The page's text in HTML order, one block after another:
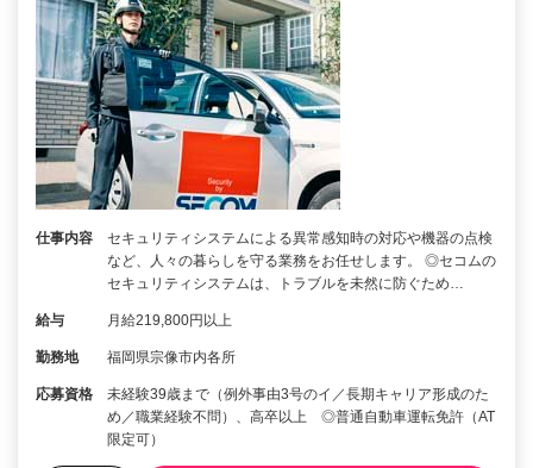
仕事内容
セキュリティシステムによる異常感知時の対応や機器の点検
など、人々の暮らしを守る業務をお任せします。 ◎セコムの
セキュリティシステムは、トラブルを未然に防ぐため…
給与 月給219,800円以上
勤務地 福岡県宗像市内各所
応募資格
未経験39歳まで（例外事由3号のイ／長期キャリア形成のた
め／職業経験不問）、高卒以上 ◎普通自動車運転免許（AT
限定可）